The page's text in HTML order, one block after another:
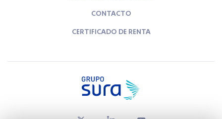
CONTACTO
CERTIFICADO DE RENTA